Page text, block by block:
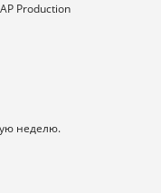
Production
неделю.